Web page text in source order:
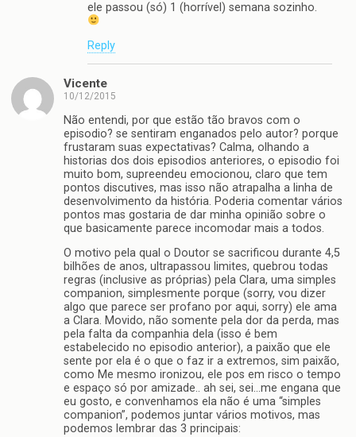
ele passou (só) 1 (horrível) semana sozinho.
Reply
Vicente
10/12/2015
Não entendi, por que estão tão bravos com o
episodio? se sentiram enganados pelo autor? porque
frustaram suas expectativas? Calma, olhando a
historias dos dois episodios anteriores, o episodio foi
muito bom, supreendeu emocionou, claro que tem
pontos discutives, mas isso não atrapalha a linha de
desenvolvimento da história. Poderia comentar vários
pontos mas gostaria de dar minha opinião sobre o
que basicamente parece incomodar mais a todos.
O motivo pela qual o Doutor se sacrificou durante 4,5
bilhões de anos, ultrapassou limites, quebrou todas
regras (inclusive as próprias) pela Clara, uma simples
companion, simplesmente porque (sorry, vou dizer
algo que parece ser profano por aqui, sorry) ele ama
a Clara. Movido, não somente pela dor da perda, mas
pela falta da companhia dela (isso é bem
estabelecido no episodio anterior), a paixão que ele
sente por ela é o que o faz ir a extremos, sim paixão,
como Me mesmo ironizou, ele pos em risco o tempo
e espaço só por amizade.. ah sei, sei…me engana que
eu gosto, e convenhamos ela não é uma “simples
companion”, podemos juntar vários motivos, mas
podemos lembrar das 3 principais: